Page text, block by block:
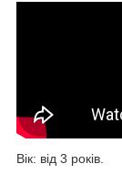
Вік: від 3 років.